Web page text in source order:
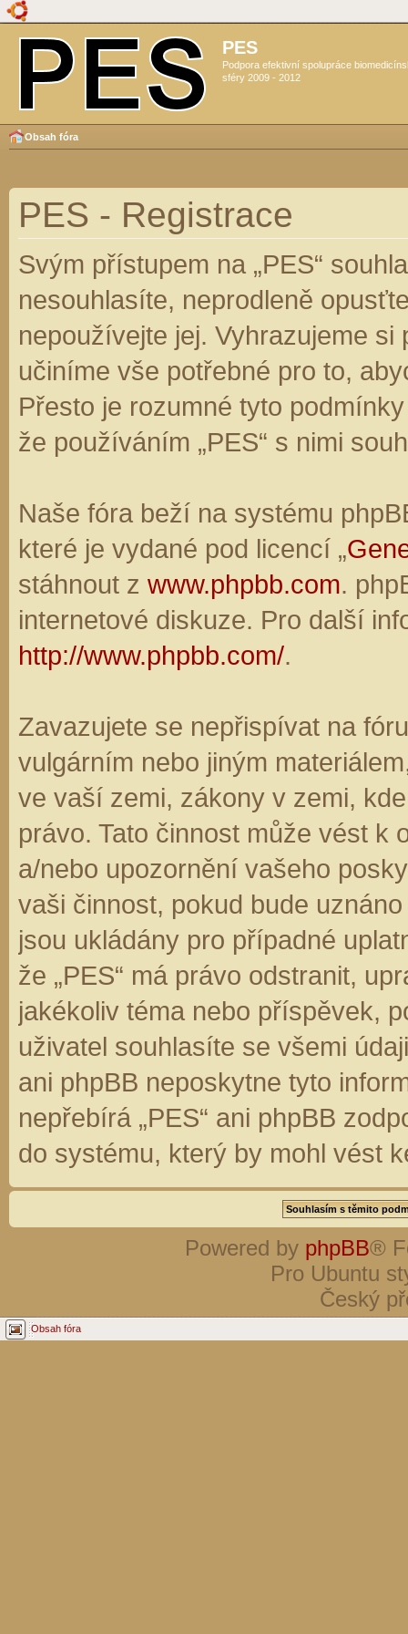
PES
Podpora efektivní spolupráce
sféry 2009 - 2012
Obsah fóra
PES - Registrace
Svým přístupem na „PES“
nesouhlasíte, neprodleně
nepoužívejte jej. Vyhrazujeme
učiníme vše potřebné pro to,
Přesto je rozumné tyto
že používáním „PES“ s nimi
Naše fóra beží na systému
které je vydané pod licencí „
stáhnout z www.phpbb.com.
internetové diskuze. Pro další
http://www.phpbb.com/.
Zavazujete se nepřispívat na
vulgárním nebo jiným
ve vaší zemi, zákony v zemi,
právo. Tato činnost může vést k
a/nebo upozornění vašeho
vaši činnost, pokud bude
jsou ukládány pro případné
že „PES“ má právo odstranit,
jakékoliv téma nebo příspěvek,
uživatel souhlasíte se všemi
ani phpBB neposkytne tyto
nepřebírá „PES“ ani phpBB
do systému, který by mohl vést
Powered by phpBB®
Pro Ubuntu
Český
Obsah fóra